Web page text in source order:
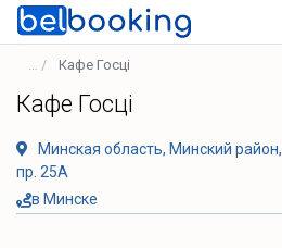
Кафе Госцi
Кафе Госцi
Минская область, Минский
пр. 25А
в Минске